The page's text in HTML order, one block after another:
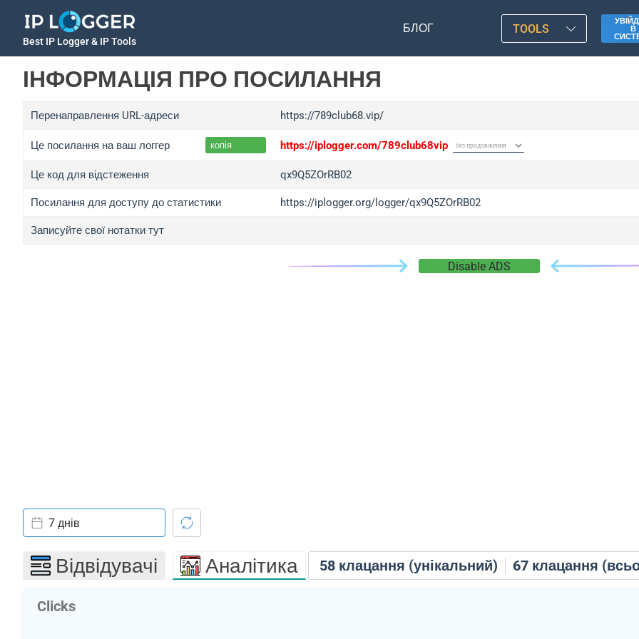
Best IP Logger & IP Tools
БЛОГ TOOLS
В
ІНФОРМАЦІЯ ПРО ПОСИЛАННЯ
Перенаправлення URL-адреси https://789club68.vip/
Це посилання на ваш логгер копія https://iplogger.com/789club68vip
Це код для відстеження qx9Q5ZOrRB02
Посилання для доступу до статистики https://iplogger.org/logger/qx9Q5ZOrRB02
Записуйте свої нотатки тут
Disable ADS
58 клацання (унікальний) 67 клацання
7 днів
Відвідувачі Аналітика
Clicks